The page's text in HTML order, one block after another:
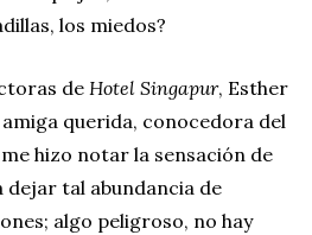
los miedos?
deHotel Singapur, Esther
querida, conocedora del
hizo notar la sensación de
tal abundancia de
algo peligroso, no hay